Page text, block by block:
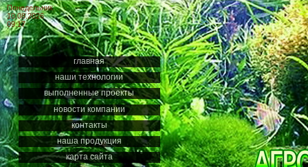
Понедельник
10.08.2026
09:17
главная
наши технологии
выполненные проекты
новости компании
контакты
наша продукция
карта сайта